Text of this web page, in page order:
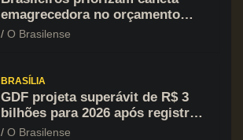
emagrecedora no orçamento
mesmo em situação de aperto
O Brasilense
BRASÍLIA
GDF projeta superávit de R$ 3
bilhões para 2026 após registrar
recuo no déficit
O Brasilense